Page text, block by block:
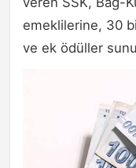
emeklilerine, 30
ve ek ödüller